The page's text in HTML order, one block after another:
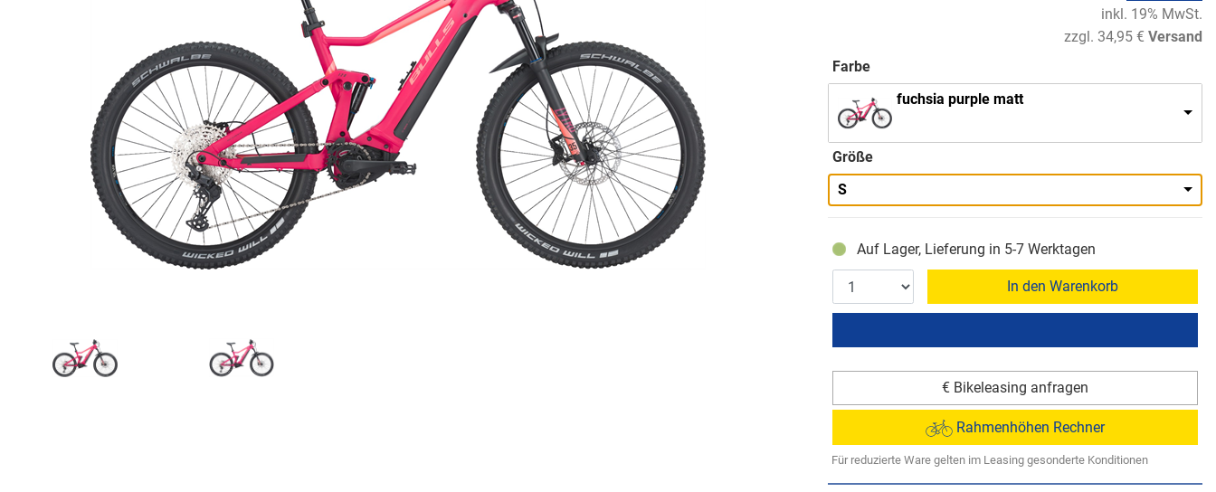
inkl. 19% MwSt.
zzgl. 34,95 € Versand
Farbe
fuchsia purple matt
Größe
S
Auf Lager, Lieferung in 5-7 Werktagen
In den Warenkorb
€ Bikeleasing anfragen
Rahmenhöhen Rechner
Für reduzierte Ware gelten im Leasing gesonderte Konditionen